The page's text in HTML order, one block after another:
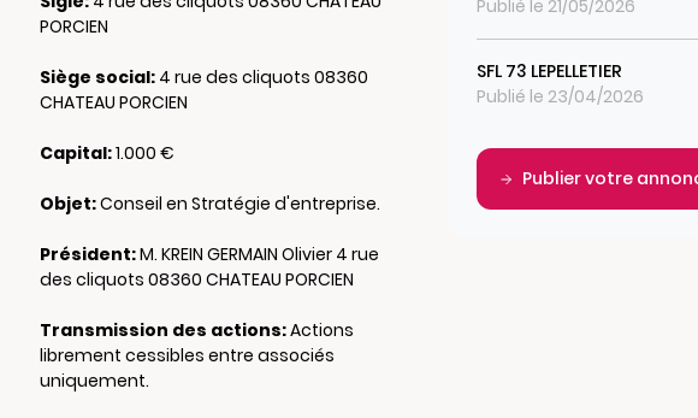
PORCIEN
Siège social:4 rue des cliquots 08360
CHATEAU PORCIEN
Capital:1.000 €
Objet:Conseil en Stratégie d'entreprise.
Président:M. KREIN GERMAIN Olivier 4 rue
des cliquots 08360 CHATEAU PORCIEN
Transmission des actions:Actions
librement cessibles entre associés
uniquement.
Publié le 21/05/2026
SFL 73 LEPELLETIER
Publié le 23/04/2026
Publier votre